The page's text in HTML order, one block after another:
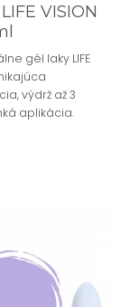
VISION
gél laky LIFE
výdrž až 3
aplikácia.